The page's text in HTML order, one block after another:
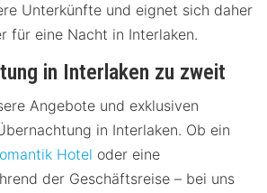
Unterkünfte und eignet sich daher
für eine Nacht in Interlaken.
in Interlaken zu zweit
Angebote und exklusiven
in Interlaken. Ob ein
Hotel oder eine
der Geschäftsreise – bei uns